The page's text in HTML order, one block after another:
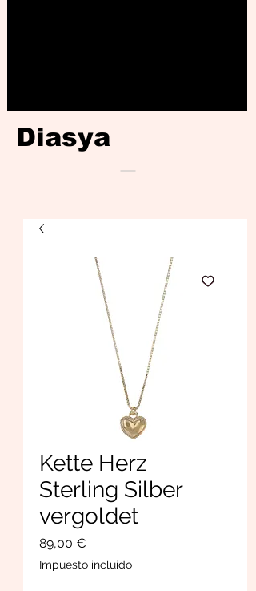
Diasya
Kette Herz
Sterling Silber
vergoldet
89,00 €
Impuesto incluido